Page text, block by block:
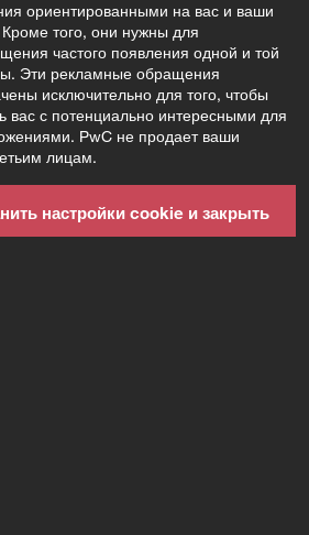
ориентированными на вас и ваши
того, они нужны для
частого появления одной и той
Эти рекламные обращения
исключительно для того, чтобы
вас с потенциально интересными для
PwC не продает ваши
лицам.
настройки cookie и закрыть